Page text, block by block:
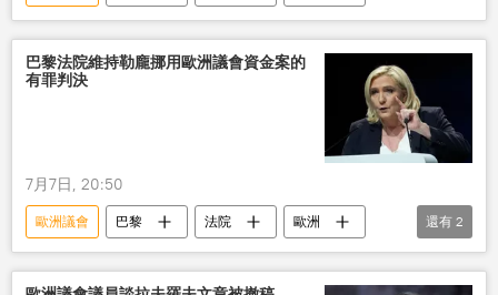
巴黎法院維持勒龐挪用歐洲議會資金案的
有罪判決
7月7日, 20:50
歐洲議會 巴黎 法院
歐洲
資金
瑪麗娜•勒龐
還有 2